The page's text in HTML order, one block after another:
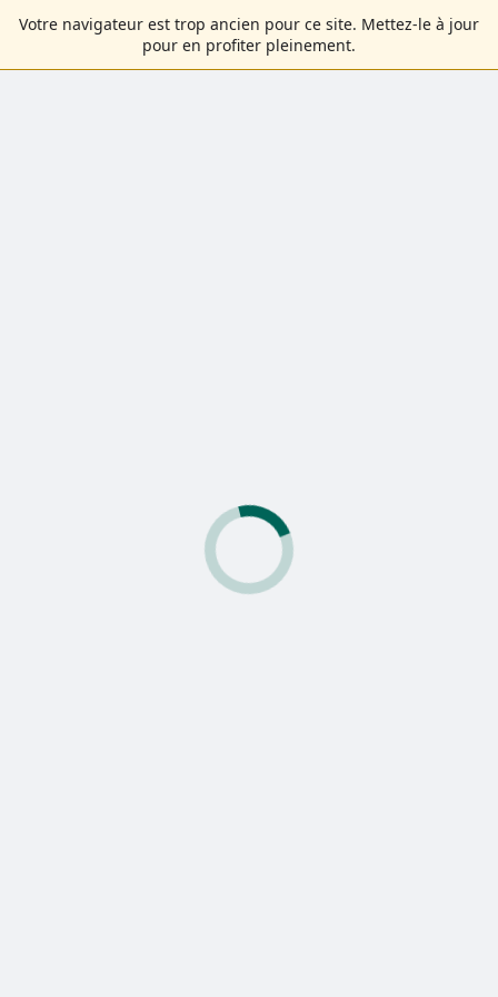
Votre navigateur est trop ancien pour ce site. Mettez-le à jour
pour en profiter pleinement.